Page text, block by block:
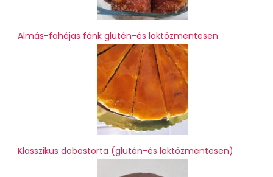
Almás-fahéjas fánk glutén-és laktózmentesen
Klasszikus dobostorta (glutén-és laktózmentesen)